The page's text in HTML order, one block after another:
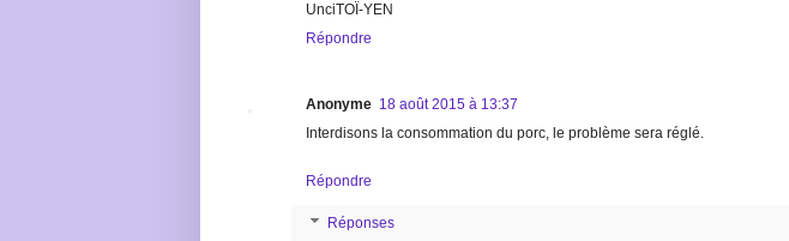
UnciTOÏ-YEN
Répondre
Anonyme 18 août 2015 à 13:37
Interdisons la consommation du porc, le problème sera réglé.
Répondre
Réponses